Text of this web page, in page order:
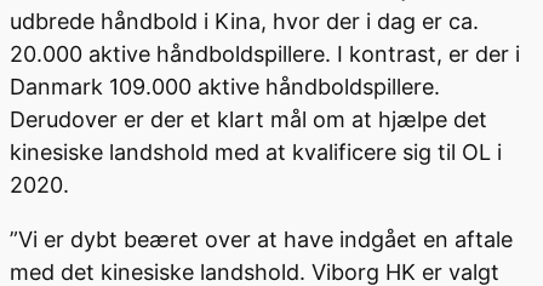
udbrede håndbold i Kina, hvor der i dag er ca.
20.000 aktive håndboldspillere. I kontrast, er der i
Danmark 109.000 aktive håndboldspillere.
Derudover er der et klart mål om at hjælpe det
kinesiske landshold med at kvalificere sig til OL i
2020.
”Vi er dybt beæret over at have indgået en aftale
med det kinesiske landshold. Viborg HK er valgt